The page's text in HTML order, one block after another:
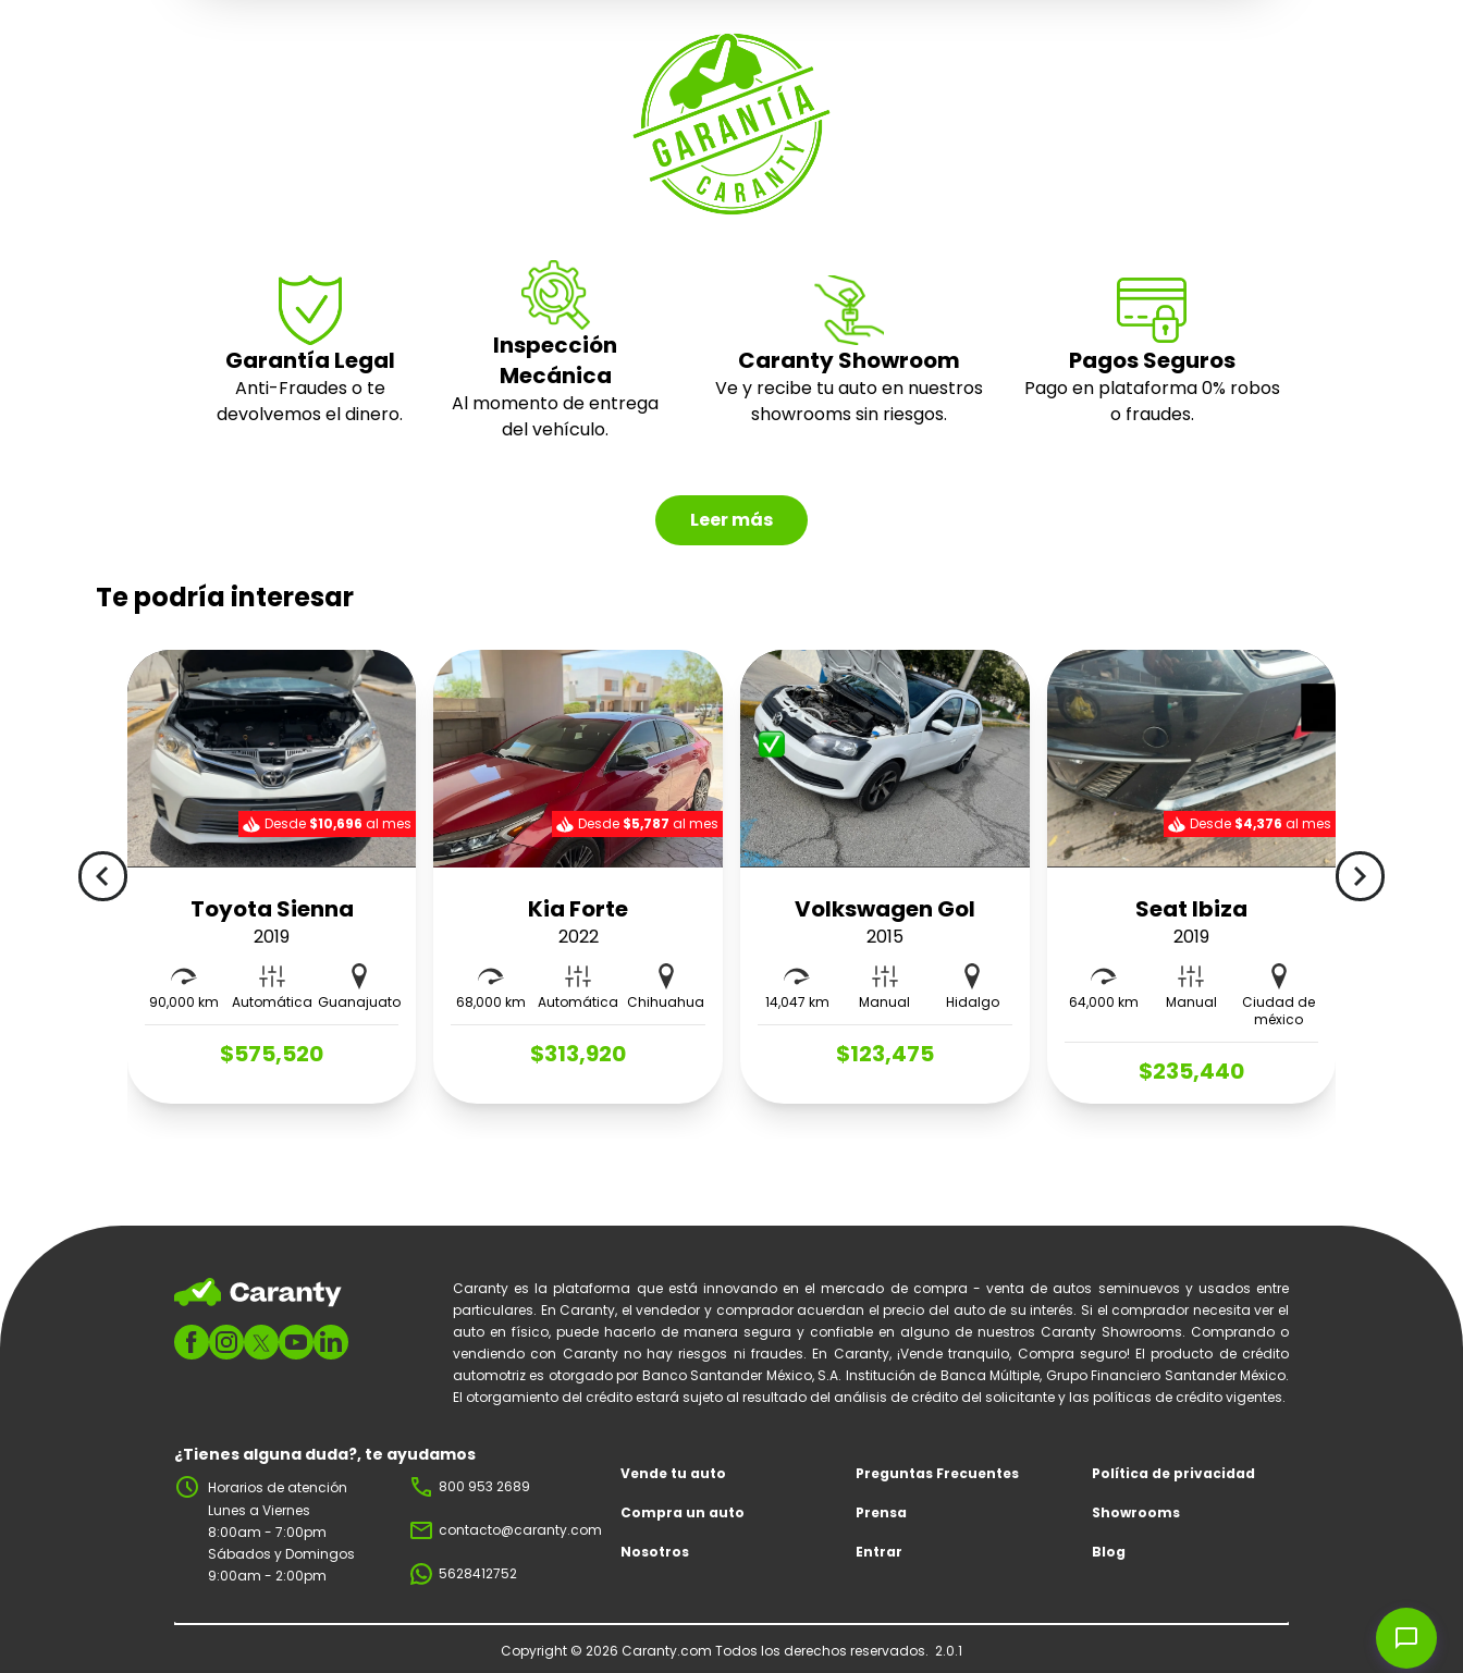
Garantía Legal
Anti-Fraudes o te
devolvemos el dinero.
Inspección
Mecánica
Al momento de entrega
del vehículo.
Caranty Showroom
Ve y recibe tu auto en nuestros
showrooms sin riesgos.
Pagos Seguros
Pago en plataforma 0% robos
o fraudes.
Leer más
Te podría interesar
navigate_before
Desde $10,696 al mes
Toyota Sienna
2019
90,000 km Automática Guanajuato
$575,520
Desde $5,787 al mes
Kia Forte
2022
68,000 km Automática Chihuahua
$313,920
Volkswagen Gol
2015
14,047 km Manual Hidalgo
$123,475
Desde $4,376 al mes
Seat Ibiza
2019
64,000 km Manual
Ciudad de
méxico
$235,440
navigate_next
Caranty es la plataforma que está innovando en el mercado de compra - venta de autos seminuevos y usados entre
particulares. En Caranty, el vendedor y comprador acuerdan el precio del auto de su interés. Si el comprador necesita ver el
auto en físico, puede hacerlo de manera segura y confiable en alguno de nuestros Caranty Showrooms. Comprando o
vendiendo con Caranty no hay riesgos ni fraudes. En Caranty, ¡Vende tranquilo, Compra seguro! El producto de crédito
automotriz es otorgado por Banco Santander México, S.A. Institución de Banca Múltiple, Grupo Financiero Santander México.
El otorgamiento del crédito estará sujeto al resultado del análisis de crédito del solicitante y las políticas de crédito vigentes.
¿Tienes alguna duda?, te ayudamos
schedule Horarios de atención
Lunes a Viernes
8:00am - 7:00pm
Sábados y Domingos
9:00am - 2:00pm
phone 800 953 2689
mail_outline contacto@caranty.com
5628412752
Vende tu auto Preguntas Frecuentes Política de privacidad
Compra un auto Prensa Showrooms
Nosotros Entrar Blog
Copyright © 2026 Caranty.com Todos los derechos reservados. 2.0.1 chat_bubble